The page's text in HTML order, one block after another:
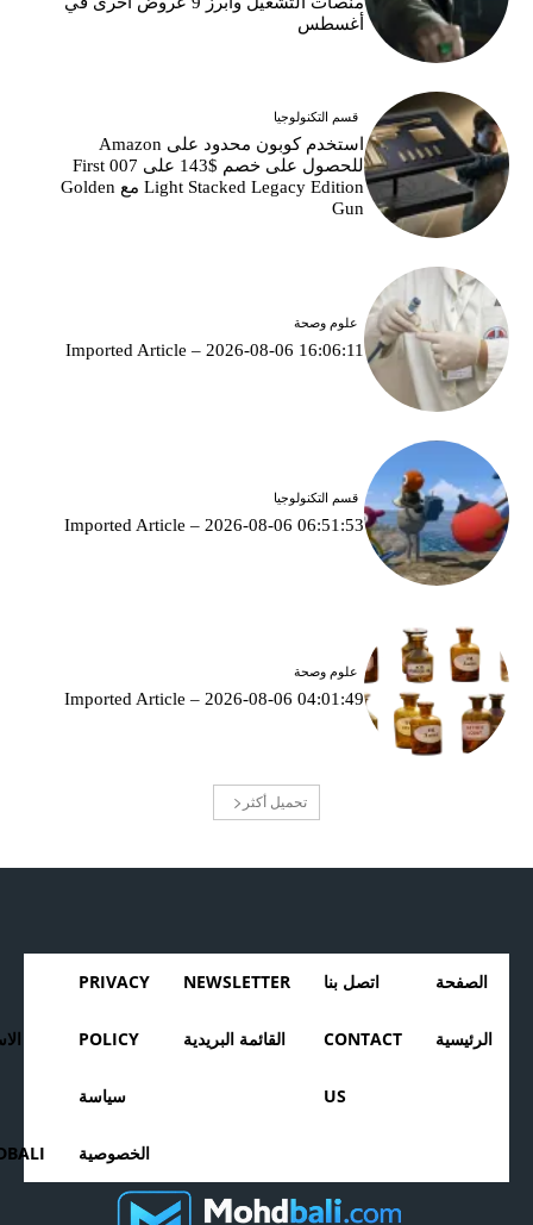
أغسطس
قسم التكنولوجيا
استخدم كوبون محدود على Amazon
للحصول على خصم $143 على 007 First
Light Stacked Legacy Edition مع Golden
Gun
علوم وصحة
Imported Article – 2026-08-06 16:06:11
قسم التكنولوجيا
Imported Article – 2026-08-06 06:51:53
علوم وصحة
Imported Article – 2026-08-06 04:01:49
تحميل أكثر
الصفحة
الرئيسية
اتصل بنا
CONTACT
US
NEWSLETTER
القائمة البريدية
PRIVACY
POLICY
سياسة
الخصوصية